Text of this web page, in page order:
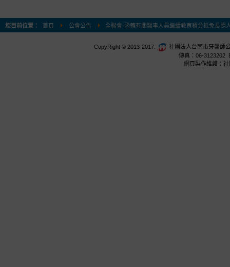
您目前位置： 首頁 公會公告 全聯會-函轉有關醫事人員繼續教育積分抵免長照
CopyRight © 2013-2017.
社團法人台南市牙醫師
傳真：06-3123202
網頁製作維護：